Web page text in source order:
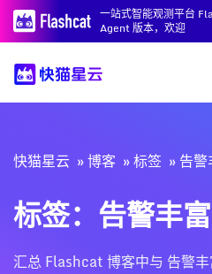
一站式智能观测平台
Agent 版本，欢迎
快猫星云 博客 标签 告警
标签：告警丰富
汇总 Flashcat 博客中与 告警